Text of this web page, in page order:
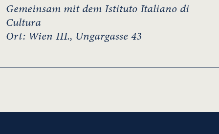
Gemeinsam mit dem Istituto Italiano di
Cultura
Ort: Wien III., Ungargasse 43